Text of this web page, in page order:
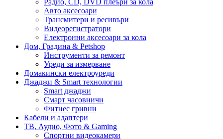
Радио, CD, DVD плеъри за кола
Авто аксесоари
Трансмитери и ресивъри
Видеорегистратори
Електронни аксесоари за кола
Дом, Градина & Petshop
Инструменти за ремонт
Уреди за измерване
Домакински електроуреди
Джаджи & Smart технологии
Smart джаджи
Смарт часовничи
Фитнес гривни
Кабели и адаптери
ТВ, Аудио, Фото & Gaming
Спортни видеокамери